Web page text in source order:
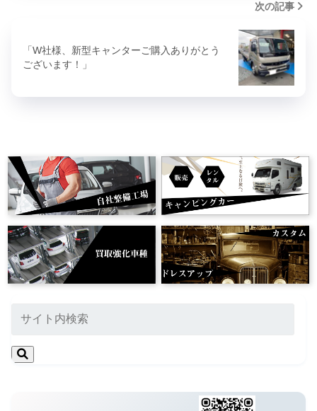
次の記事
「W社様、新型キャンターご購入ありがとう
ございます！」